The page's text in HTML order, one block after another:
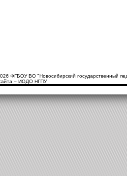
ФГБОУ ВО "Новосибирский государственный
– ИОДО НГПУ